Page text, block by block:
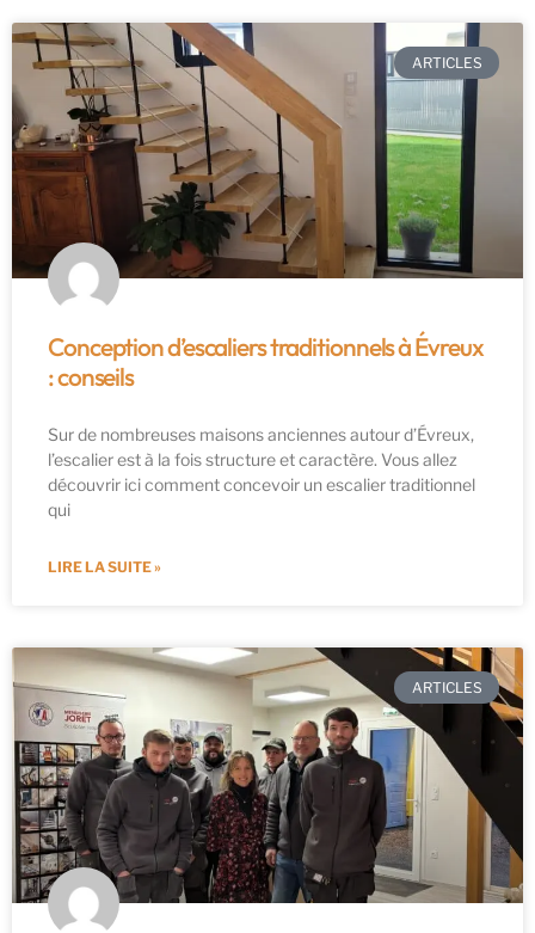
ARTICLES
Conception d’escaliers traditionnels à Évreux
: conseils
Sur de nombreuses maisons anciennes autour d’Évreux,
l’escalier est à la fois structure et caractère. Vous allez
découvrir ici comment concevoir un escalier traditionnel
qui
LIRE LA SUITE »
ARTICLES